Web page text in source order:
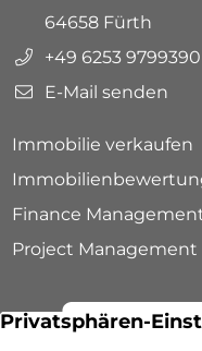
64658 Fürth
+49 6253 9799390
E-Mail senden
Immobilie verkaufen
Finance
Project Management